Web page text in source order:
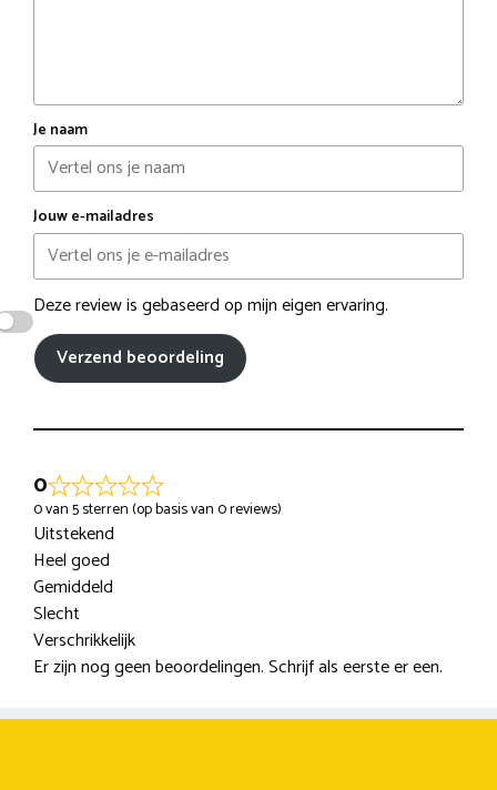
Je naam
Jouw e-mailadres
Deze review is gebaseerd op mijn eigen ervaring.
Verzend beoordeling
0
0 van 5 sterren (op basis van 0 reviews)
Uitstekend
Heel goed
Gemiddeld
Slecht
Verschrikkelijk
Er zijn nog geen beoordelingen. Schrijf als eerste er een.